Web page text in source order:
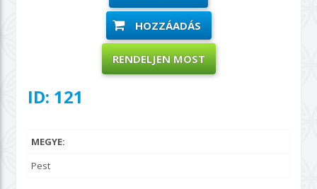
HOZZÁADÁS
RENDELJEN MOST
ID: 121
MEGYE:
Pest